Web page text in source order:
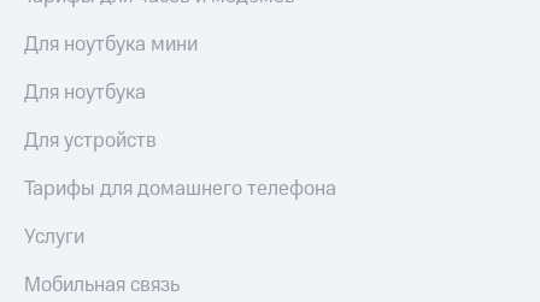
Для ноутбука мини
Для ноутбука
Для устройств
Тарифы для домашнего телефона
Услуги
Мобильная связь